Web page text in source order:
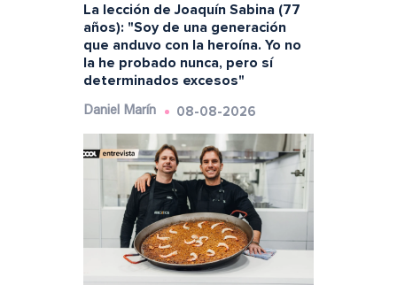
La lección de Joaquín Sabina (77
años): "Soy de una generación
que anduvo con la heroína. Yo no
la he probado nunca, pero sí
determinados excesos"
Daniel Marín 08-08-2026